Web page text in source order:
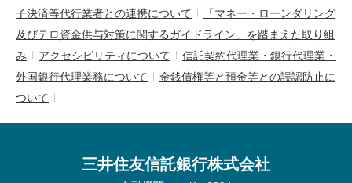
子決済等代行業者との連携について
「マネー・ローンダリング
及びテロ資金供与対策に関するガイドライン」を踏まえた取り組
み
アクセシビリティについて
信託契約代理業・銀行代理業・
外国銀行代理業務について
金銭債権等と預金等との誤認防止に
ついて
三井住友信託銀行株式会社